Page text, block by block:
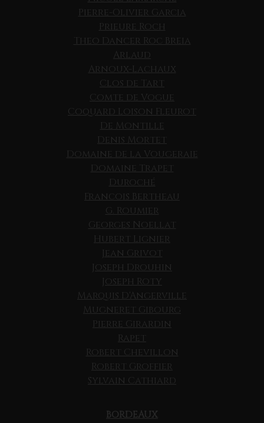
Pierre-Olivier Garcia
Prieure Roch
Theo Dancer Roc Breia
Arlaud
Arnoux-Lachaux
Clos de Tart
Comte de Vogue
Coquard Loison Fleurot
De Montille
Denis Mortet
Domaine de la Vougeraie
Domaine Trapet
Duroché
Francois Bertheau
G. Roumier
Georges Noellat
Hubert Lignier
Jean Grivot
Joseph Drouhin
Joseph Roty
Marquis D'Angerville
Mugneret Gibourg
Pierre Girardin
Rapet
Robert Chevillon
Robert Groffier
Sylvain Cathiard
BORDEAUX